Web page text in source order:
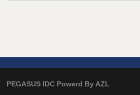
PEGASUS IDC Powerd By AZL